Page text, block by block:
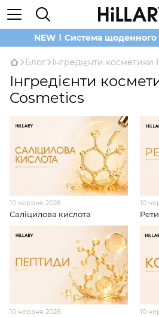
NEW ⌇ Система щоденного
Блог Інгредієнти
Інгредієнти
Cosmetics
10 червня 2026
Саліцилова кислота
10
10 червня 2026 10